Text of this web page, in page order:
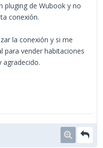
pluging de Wubook y no
conexión.
la conexión y si me
para vender habitaciones